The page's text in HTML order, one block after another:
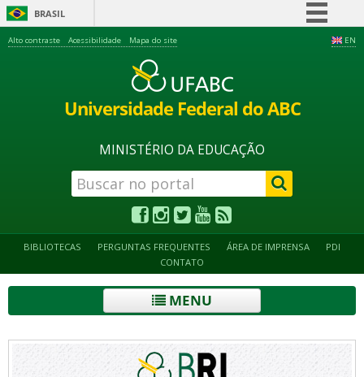
BRASIL
Acesso à informação
Legislação
Canais
EN
Alto contraste Acessibilidade Mapa do site
Universidade Federal do ABC
MINISTÉRIO DA EDUCAÇÃO
BIBLIOTECAS PERGUNTAS FREQUENTES ÁREA DE IMPRENSA
PDI
CONTATO
MENU